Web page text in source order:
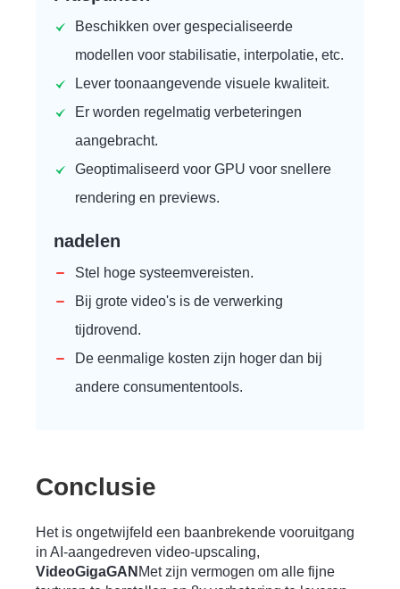
Beschikken over gespecialiseerde
modellen voor stabilisatie, interpolatie, etc.
Lever toonaangevende visuele kwaliteit.
Er worden regelmatig verbeteringen
aangebracht.
Geoptimaliseerd voor GPU voor snellere
rendering en previews.
nadelen
Stel hoge systeemvereisten.
Bij grote video's is de verwerking
tijdrovend.
De eenmalige kosten zijn hoger dan bij
andere consumententools.
Conclusie
Het is ongetwijfeld een baanbrekende vooruitgang
in AI-aangedreven video-upscaling,
VideoGigaGAN Met zijn vermogen om alle fijne